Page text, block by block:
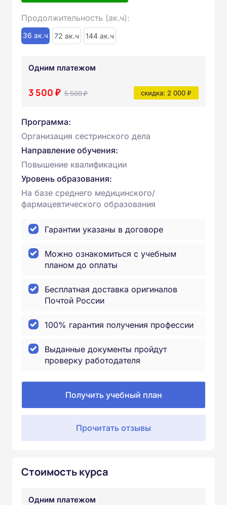
Продолжительность (ак.ч):
36 ак.ч 72 ак.ч 144 ак.ч
Одним платежом
3 500 ₽ 5 500 ₽ скидка: 2 000 ₽
Программа:
Организация сестринского дела
Направление обучения:
Повышение квалификации
Уровень образования:
На базе среднего медицинского/
фармацевтического образования
Гарантии указаны в договоре
Можно ознакомиться с учебным
планом до оплаты
Бесплатная доставка оригиналов
Почтой России
100% гарантия получения профессии
Выданные документы пройдут
проверку работодателя
Получить учебный план
Прочитать отзывы
Стоимость курса
Одним платежом